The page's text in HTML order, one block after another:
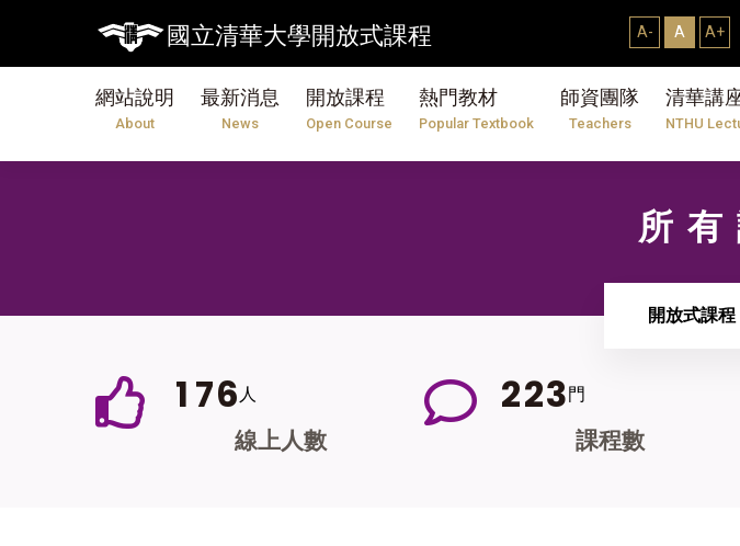
國立清華大學開放式課程 A- A A+
網站說明
About
最新消息
News
開放課程
Open Course
熱門教材
Popular Textbook
師資團隊
Teachers
清華講
NTHU
所
開放式課程
1 76 人
線上人數
223門
課程數